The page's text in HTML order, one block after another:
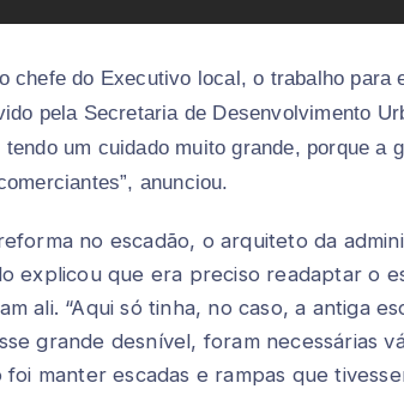
chefe do Executivo local, o trabalho para
pela Secretaria de Desenvolvimento
tendo um cuidado muito grande, porque a
anunciou.
no escadão, o arquiteto da
explicou que era preciso readaptar o
ali. “Aqui só tinha, no caso, a antiga
grande desnível, foram necessárias
foi manter escadas e rampas que